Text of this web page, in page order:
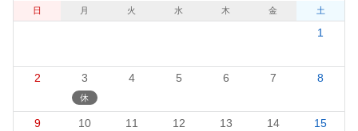
日 月 火 水 木 金 土
1
2 3 4 5 6 7 8
9 10 11 12 13 14 15